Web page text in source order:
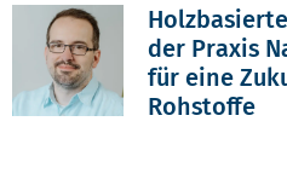
der Praxis
für eine
Rohstoffe